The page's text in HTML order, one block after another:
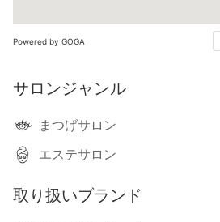
Powered by GOGA
サロンジャンル
まつげサロン
エステサロン
取り扱いブランド